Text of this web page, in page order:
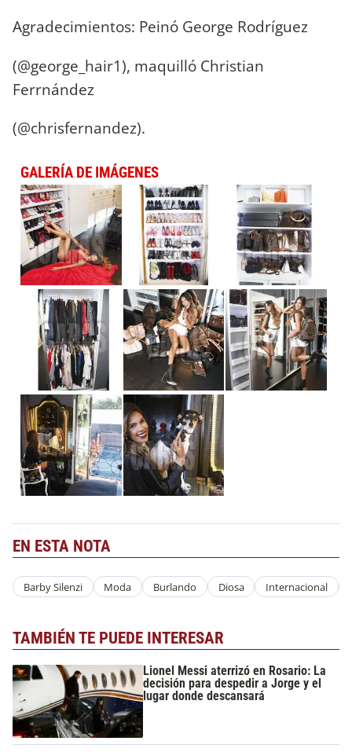
Agradecimientos: Peinó George Rodríguez
(@george_hair1), maquilló Christian
Ferrnández
(@chrisfernandez).
GALERÍA DE IMÁGENES
EN ESTA NOTA
Barby Silenzi Moda Burlando Diosa Internacional
TAMBIÉN TE PUEDE INTERESAR
Lionel Messi aterrizó en Rosario: La
decisión para despedir a Jorge y el
lugar donde descansará